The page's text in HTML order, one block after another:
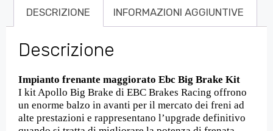
DESCRIZIONE INFORMAZIONI AGGIUNTIVE
Descrizione
Impianto frenante maggiorato Ebc Big Brake Kit
I kit Apollo Big Brake di EBC Brakes Racing offrono
un enorme balzo in avanti per il mercato dei freni ad
alte prestazioni e rappresentano l’upgrade definitivo